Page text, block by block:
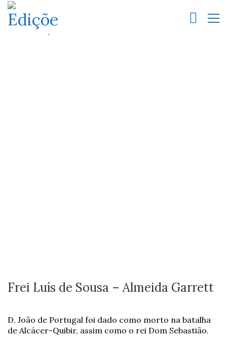
Frei Luís de Sousa – Almeida Garrett
D. João de Portugal foi dado como morto na batalha
de Alcácer-Quibir, assim como o rei Dom Sebastião.